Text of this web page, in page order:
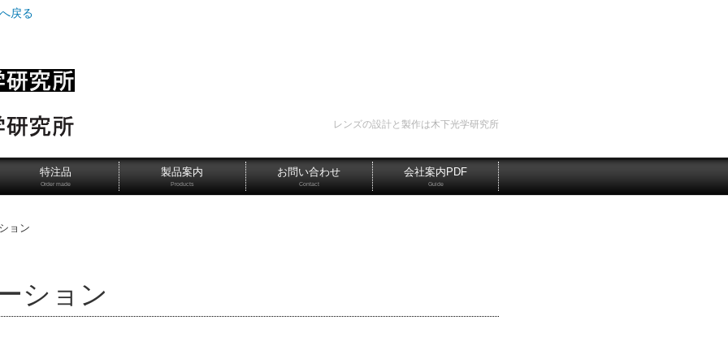
レンズの設計と製作は木下光学研究所
特注品
Order made
製品案内
Products
お問い合わせ
Contact
会社案内PDF
Guide
戻る
ョン
ション